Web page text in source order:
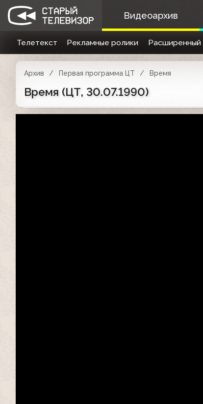
Видеоархив
Телетекст Рекламные ролики Расширенный
Архив Первая программа ЦТ Время
Время (ЦТ, 30.07.1990)